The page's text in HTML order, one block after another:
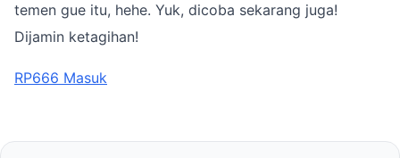
temen gue itu, hehe. Yuk, dicoba sekarang juga!
Dijamin ketagihan!
RP666 Masuk